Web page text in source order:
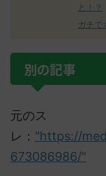
と！？
ガチで
別の記事
元のス
レ： "https://
673086986/"